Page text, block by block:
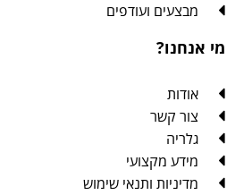
מבצעים ועודפים
מי אנחנו?
אודות
צור קשר
גלריה
מידע מקצועי
מדיניות ותנאי שימוש